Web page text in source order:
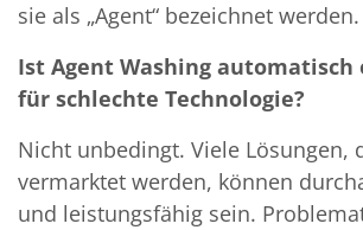
sie als „Agent“ bezeichnet werden.
Ist Agent Washing automatisch
für schlechte Technologie?
Nicht unbedingt. Viele Lösungen,
vermarktet werden, können
und leistungsfähig sein.